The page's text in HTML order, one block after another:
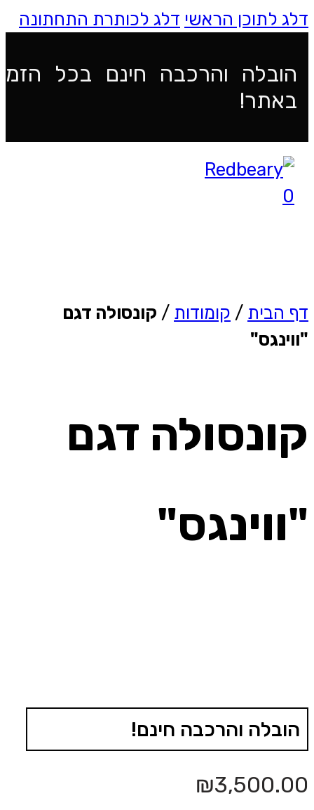
דלג לתוכן הראשי דלג לכותרת התחתונה
הובלה והרכבה חינם בכל
באתר!
0
דף הבית / קומודות / קונסולה דגם
"ווינגס"
קונסולה דגם
"ווינגס"
הובלה והרכבה חינם!
₪3,500.00